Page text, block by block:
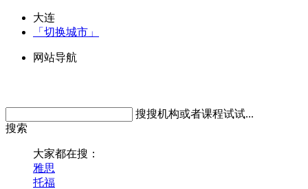
大连
「切换城市」
网站导航
搜搜机构或者课程试试...
搜索
大家都在搜：
雅思
托福